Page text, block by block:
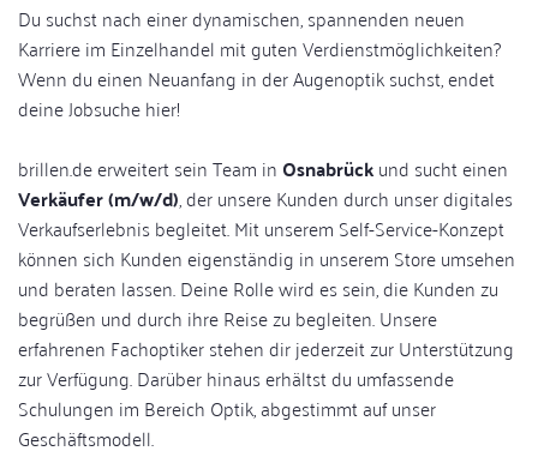
Du suchst nach einer dynamischen, spannenden neuen
Karriere im Einzelhandel mit guten Verdienstmöglichkeiten?
Wenn du einen Neuanfang in der Augenoptik suchst, endet
deine Jobsuche hier!
brillen.de erweitert sein Team in Osnabrückund sucht einen
Verkäufer (m/w/d), der unsere Kunden durch unser digitales
Verkaufserlebnis begleitet. Mit unserem Self-Service-Konzept
können sich Kunden eigenständig in unserem Store umsehen
und beraten lassen. Deine Rolle wird es sein, die Kunden zu
begrüßen und durch ihre Reise zu begleiten. Unsere
erfahrenen Fachoptiker stehen dir jederzeit zur Unterstützung
zur Verfügung. Darüber hinaus erhältst du umfassende
Schulungen im Bereich Optik, abgestimmt auf unser
Geschäftsmodell.